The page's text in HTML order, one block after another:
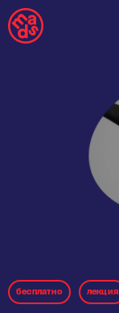
бесплaтнo лекция